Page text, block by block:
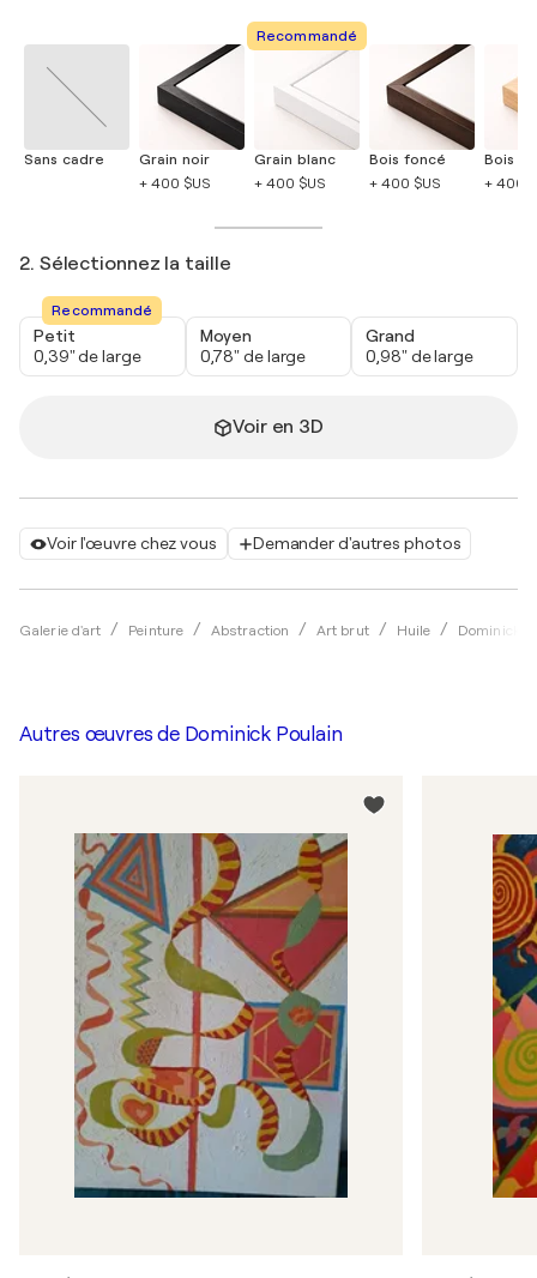
Voir l'œuvre chez vous Demander d'autres photos
Galerie d'art Peinture Abstraction Art brut Huile Dominick
Sans cadre
Grain noir
+ 400 $US
Recommandé
Grain blanc
+ 400 $US
Bois foncé
+ 400 $US
Bois
+ 400
2. Sélectionnez la taille
Recommandé
Petit
0,39" de large
Moyen
0,78" de large
Grand
0,98" de large
Voir en 3D
Autres œuvres de Dominick Poulain